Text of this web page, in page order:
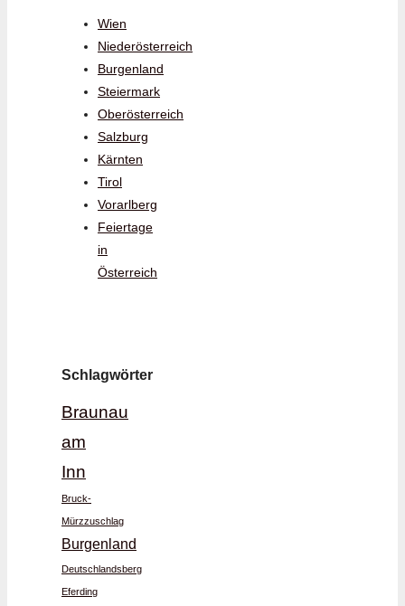
Wien
Niederösterreich
Burgenland
Steiermark
Oberösterreich
Salzburg
Kärnten
Tirol
Vorarlberg
Feiertage
in
Österreich
Schlagwörter
Braunau
am
Inn
Bruck-
Mürzzuschlag
Burgenland
Deutschlandsberg
Eferding